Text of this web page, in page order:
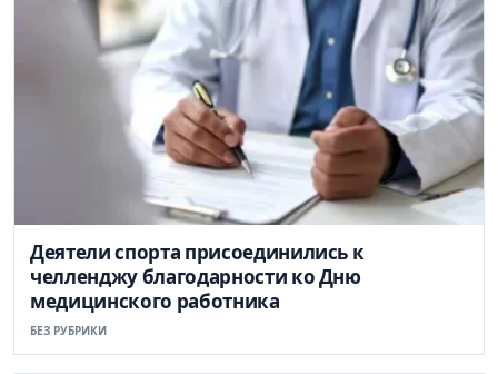
Деятели спорта присоединились к
челленджу благодарности ко Дню
медицинского работника
БЕЗ РУБРИКИ